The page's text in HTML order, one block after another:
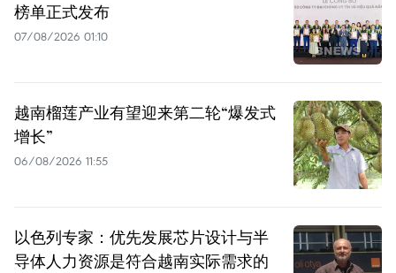
榜单正式发布
07/08/2026 01:10
越南榴莲产业有望迎来第二轮“爆发式
增长”
06/08/2026 11:55
以色列专家：优先发展芯片设计与半
导体人力资源是符合越南实际需求的